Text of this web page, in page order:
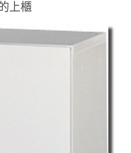
上櫃